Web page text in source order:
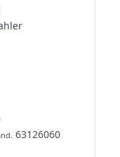
63126060